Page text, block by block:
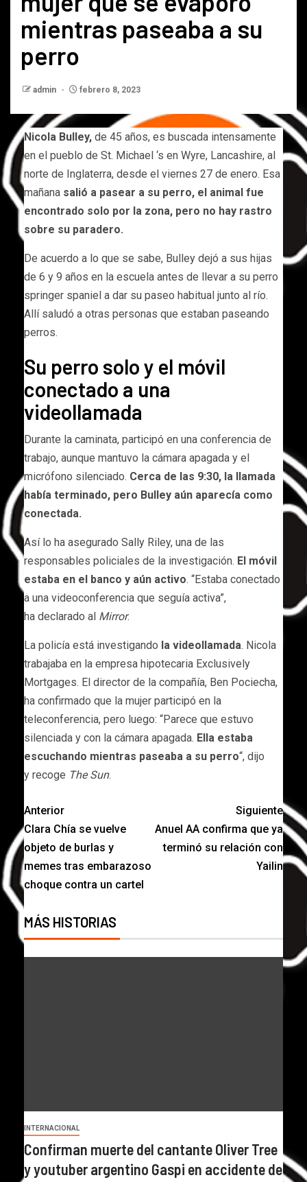
mientras paseaba a su
perro
admin febrero 8, 2023
Nicola Bulley, de 45 años, es buscada intensamente
en el pueblo de St. Michael ‘s en Wyre, Lancashire, al
norte de Inglaterra, desde el viernes 27 de enero. Esa
mañana salió a pasear a su perro, el animal fue
encontrado solo por la zona, pero no hay rastro
sobre su paradero.
De acuerdo a lo que se sabe, Bulley dejó a sus hijas
de 6 y 9 años en la escuela antes de llevar a su perro
springer spaniel a dar su paseo habitual junto al río.
Allí saludó a otras personas que estaban paseando
perros.
Su perro solo y el móvil
conectado a una
videollamada
Durante la caminata, participó en una conferencia de
trabajo, aunque mantuvo la cámara apagada y el
micrófono silenciado. Cerca de las 9:30, la llamada
había terminado, pero Bulley aún aparecía como
conectada.
Así lo ha asegurado Sally Riley, una de las
responsables policiales de la investigación. El móvil
estaba en el banco y aún activo. “Estaba conectado
a una videoconferencia que seguía activa”,
ha declarado al Mirror.
La policía está investigando la videollamada. Nicola
trabajaba en la empresa hipotecaria Exclusively
Mortgages. El director de la compañía, Ben Pociecha,
ha confirmado que la mujer participó en la
teleconferencia, pero luego: “Parece que estuvo
silenciada y con la cámara apagada. Ella estaba
escuchando mientras paseaba a su perro“, dijo
y recoge The Sun.
Anterior
Clara Chía se vuelve
objeto de burlas y
memes tras embarazoso
choque contra un cartel
Siguiente
Anuel AA confirma que ya
terminó su relación con
Yailin
MÁS HISTORIAS
INTERNACIONAL
Confirman muerte del cantante Oliver Tree
y youtuber argentino Gaspi en accidente de